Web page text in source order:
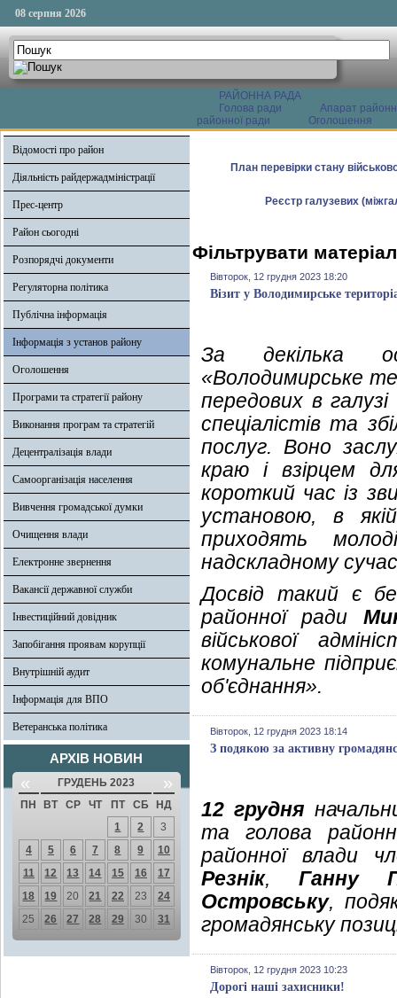
08 серпня 2026
РАЙОННА РАДА
Голова ради
Апарат
районної ради
Оголошення
Відомості про район
Діяльність райдержадміністрації
Прес-центр
Район сьогодні
Розпорядчі документи
Регуляторна політика
Публічна інформація
Інформація з установ району
Оголошення
Програми та стратегії району
Виконання програм та стратегій
Децентралізація влади
Самоорганізація населення
Вивчення громадської думки
Очищення влади
Електронне звернення
Вакансії державної служби
Інвестиційний довідник
Запобігання проявам корупції
Внутрішній аудит
Інформація для ВПО
Ветеранська політика
АРХІВ НОВИН
« ГРУДЕНЬ 2023 »
ПН ВТ СР ЧТ ПТ СБ
НД
1
2
3
4
5 6 7 8 9
10
11
12 13 14 15 16
17
18
19 20 21 22 23
24
25
26 27 28 29 30 31
План перевірки стану
Реєстр галузевих
Фільтрувати
Вівторок, 12 грудня 2023 18:20
Візит у Володимирське
За декілька
«Володимирське
передових в
спеціалістів та
послуг. Воно
краю і взірцем
короткий час із
установою, в
приходять
надскладному
Досвід такий є
районної ради
військової
комунальне
об'єднання».
Вівторок, 12 грудня 2023 18:14
З подякою за активну
12 грудня
та голова
районної влади
Резнік, Ганну
Островську,
громадянську
Вівторок, 12 грудня 2023 10:23
Дорогі наші захисники!